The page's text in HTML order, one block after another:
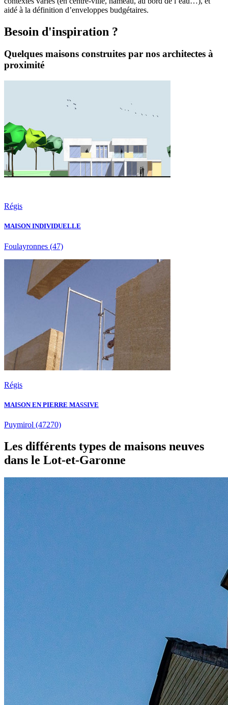
aidé à la définition d’enveloppes budgétaires.
Besoin d'inspiration ?
Quelques maisons construites par nos architectes à
proximité
Régis
MAISON INDIVIDUELLE
Foulayronnes (47)
Régis
MAISON EN PIERRE MASSIVE
Puymirol (47270)
Les différents types de maisons neuves
dans le Lot-et-Garonne